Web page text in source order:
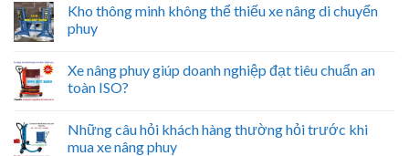
Kho thông minh không thể thiếu xe nâng di chuyển
phuy
Xe nâng phuy giúp doanh nghiệp đạt tiêu chuẩn an
toàn ISO?
Những câu hỏi khách hàng thường hỏi trước khi
mua xe nâng phuy